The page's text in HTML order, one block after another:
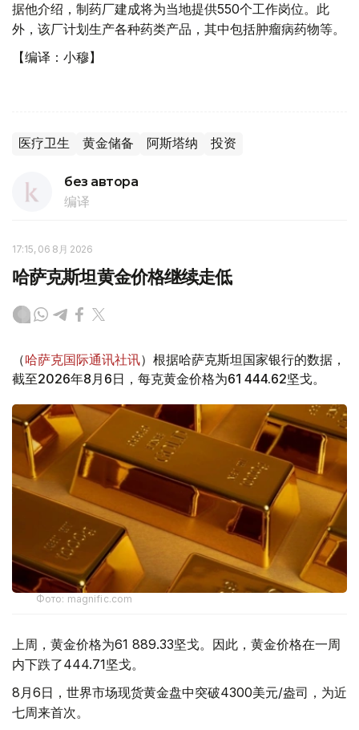
据他介绍，制药厂建成将为当地提供550个工作岗位。此
外，该厂计划生产各种药类产品，其中包括肿瘤病药物等。
【编译：小穆】
医疗卫生 黄金储备 阿斯塔纳 投资
без автора
编译
17:15, 06 8月 2026
哈萨克斯坦黄金价格继续走低
（哈萨克国际通讯社讯）根据哈萨克斯坦国家银行的数据，
截至2026年8月6日，每克黄金价格为61 444.62坚戈。
Фото: magnific.com
上周，黄金价格为61 889.33坚戈。因此，黄金价格在一周
内下跌了444.71坚戈。
8月6日，世界市场现货黄金盘中突破4300美元/盎司，为近
七周来首次。